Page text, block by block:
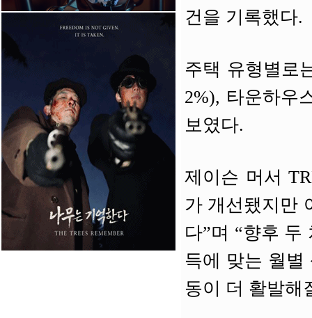
건을 기록했다.
주택 유형별로
2%), 타운하우
보였다.
제이슨 머서
가 개선됐지만
다”며 “향후
득에 맞는 월별
동이 더 활발해